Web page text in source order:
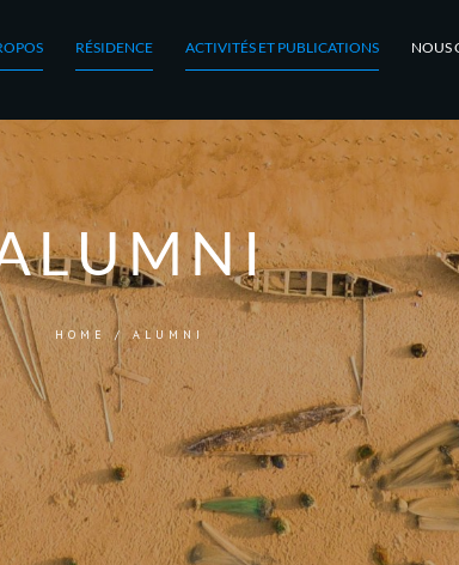
RÉSIDENCE ACTIVITÉS ET PUBLICATIONS NOUS
HOME /ALUMNI